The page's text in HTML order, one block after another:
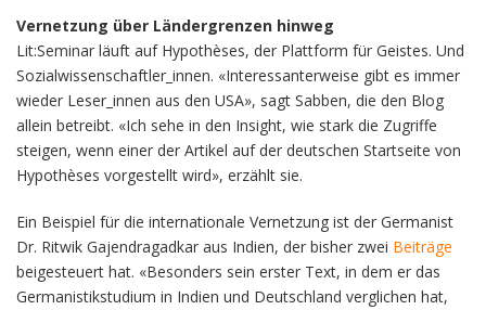
Vernetzung über Ländergrenzen hinweg
Lit:Seminar läuft auf Hypothèses, der Plattform für Geistes. Und
Sozialwissenschaftler_innen. «Interessanterweise gibt es immer
wieder Leser_innen aus den USA», sagt Sabben, die den Blog
allein betreibt. «Ich sehe in den Insight, wie stark die Zugriffe
steigen, wenn einer der Artikel auf der deutschen Startseite von
Hypothèses vorgestellt wird», erzählt sie.
Ein Beispiel für die internationale Vernetzung ist der Germanist
Dr. Ritwik Gajendragadkar aus Indien, der bisher zwei Beiträge
beigesteuert hat. «Besonders sein erster Text, in dem er das
Germanistikstudium in Indien und Deutschland verglichen hat,